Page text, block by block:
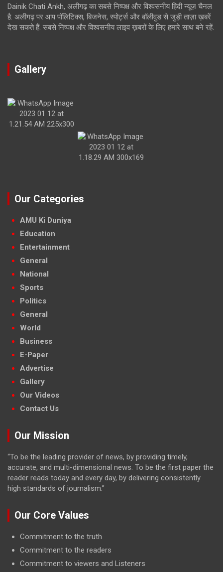
Dainik Chati Ankh, अलीगढ़ का सबसे निष्पक्ष और विश्वसनीय हिंदी न्यूज़ चैनल
है. अलीगढ़ पर आप पॉलिटिक्स, बिजनेस, स्पोर्ट्स और बॉलीवुड से जुड़ी ताज़ा ख़बरें
देख सकते हैं. सबसे निष्पक्ष और विश्वसनीय लाइव ख़बरों के लिए हमारे साथ बने रहें.
Gallery
Our Categories
AMU Ki Duniya
Education
Entertainment
General
National
Sports
Politics
General
World
Business
E-Paper
Advertise
Gallery
Our Videos
Contact Us
Our Mission
“To be the leading provider of news, by providing timely,
accurate, and multi-dimensional news. To be the first paper the
reader reads today and every day, by delivering consistently
high standards of journalism.”
Our Core Values
Commitment to the truth
Commitment to the readers
Commitment to viewers and Listeners